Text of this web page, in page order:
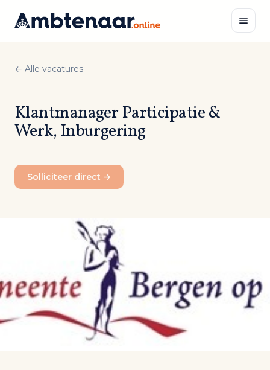
inhoud
← Alle vacatures
Klantmanager Participatie &
Werk, Inburgering
Solliciteer direct →